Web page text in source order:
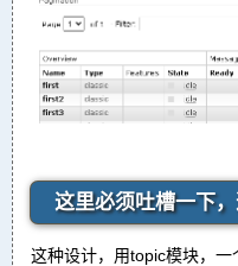
这里必须吐槽一下
这种设计，用topic模块，一